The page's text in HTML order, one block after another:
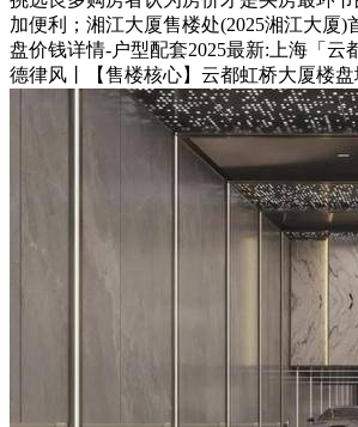
加便利；湘江大厦售楼处(2025湘江大厦)
盘价钱详情-户型配套2025最新:上海「云
德律风丨【售楼核心】云都虹桥大厦楼